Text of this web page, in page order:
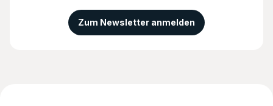
Zum Newsletter anmelden